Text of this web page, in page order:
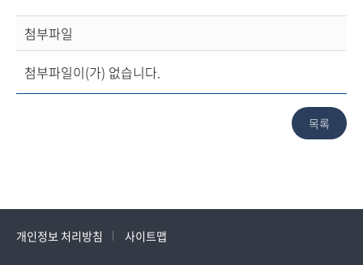
첨부파일
첨부파일이(가) 없습니다.
개인정보 처리방침 사이트맵